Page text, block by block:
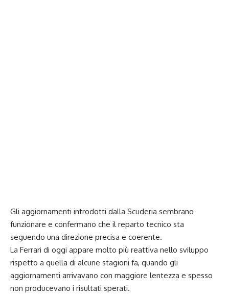
Gli aggiornamenti introdotti dalla Scuderia sembrano
funzionare e confermano che il reparto tecnico sta
seguendo una direzione precisa e coerente.
La Ferrari di oggi appare molto più reattiva nello sviluppo
rispetto a quella di alcune stagioni fa, quando gli
aggiornamenti arrivavano con maggiore lentezza e spesso
non producevano i risultati sperati.